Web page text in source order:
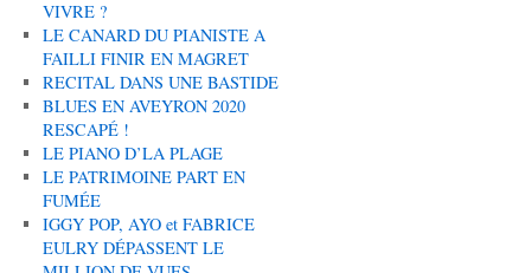
VIVRE ?
LE CANARD DU PIANISTE A
FAILLI FINIR EN MAGRET
RECITAL DANS UNE BASTIDE
BLUES EN AVEYRON 2020
RESCAPÉ !
LE PIANO D’LA PLAGE
LE PATRIMOINE PART EN
FUMÉE
IGGY POP, AYO et FABRICE
EULRY DÉPASSENT LE